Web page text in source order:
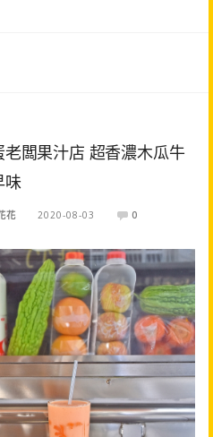
老闆果汁店 超香濃木瓜牛
味
花 2020-08-03 0